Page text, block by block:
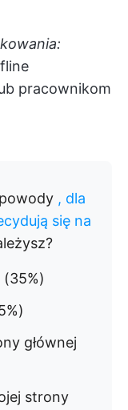
pracownikom
, dla
się na
głównej
strony